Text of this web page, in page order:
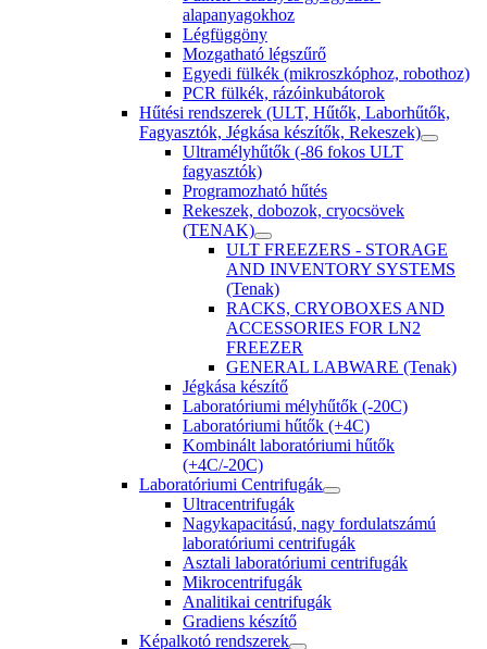
alapanyagokhoz
Légfüggöny
Mozgatható légszűrő
Egyedi fülkék (mikroszkóphoz, robothoz)
PCR fülkék, rázóinkubátorok
Hűtési rendszerek (ULT, Hűtők, Laborhűtők,
Fagyasztók, Jégkása készítők, Rekeszek)
Ultramélyhűtők (-86 fokos ULT
fagyasztók)
Programozható hűtés
Rekeszek, dobozok, cryocsövek
(TENAK)
ULT FREEZERS - STORAGE
AND INVENTORY SYSTEMS
(Tenak)
RACKS, CRYOBOXES AND
ACCESSORIES FOR LN2
FREEZER
GENERAL LABWARE (Tenak)
Jégkása készítő
Laboratóriumi mélyhűtők (-20C)
Laboratóriumi hűtők (+4C)
Kombinált laboratóriumi hűtők
(+4C/-20C)
Laboratóriumi Centrifugák
Ultracentrifugák
Nagykapacitású, nagy fordulatszámú
laboratóriumi centrifugák
Asztali laboratóriumi centrifugák
Mikrocentrifugák
Analitikai centrifugák
Gradiens készítő
Képalkotó rendszerek